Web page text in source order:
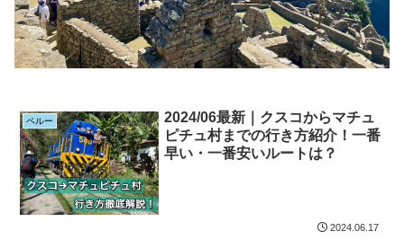
ペルー
2024/06最新｜クスコからマチュ
ピチュ村までの行き方紹介！一番
早い・一番安いルートは？
2024.06.17